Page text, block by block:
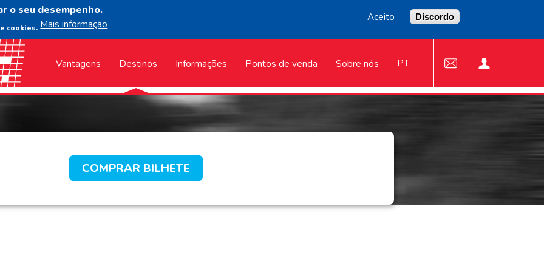
o seu desempenho.
cookies. Mais informação
Aceito Discordo
PT
Vantagens Destinos Informações Pontos de venda Sobre nós
COMPRAR BILHETE